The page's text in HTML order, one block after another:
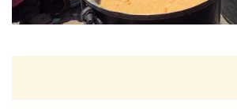
قرى في نابلس ويداهم منازل ...